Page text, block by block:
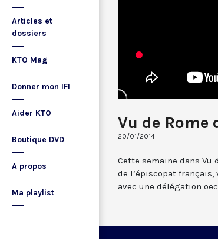
Articles et
dossiers
KTO Mag
Donner mon IFI
Aider KTO
Boutique DVD
A propos
Ma playlist
Vu de
20/01/2014
Cette semaine dans Vu
de l’épiscopat
avec une délégation